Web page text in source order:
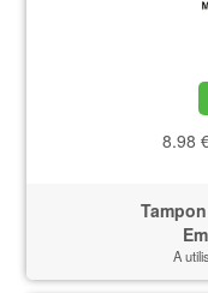
8.98
A